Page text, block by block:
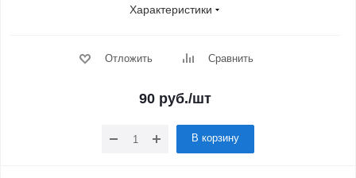
Характеристики
Отложить Сравнить
90 руб./шт
В корзину